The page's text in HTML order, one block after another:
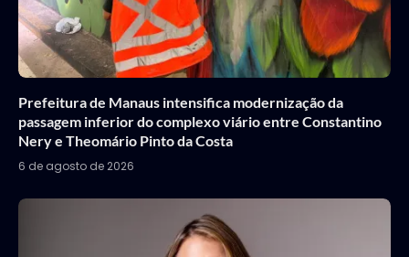
Prefeitura de Manaus intensifica modernização da
passagem inferior do complexo viário entre Constantino
Nery e Theomário Pinto da Costa
6 de agosto de 2026